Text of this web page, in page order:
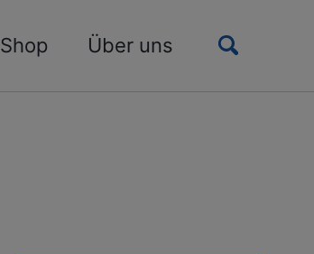
Shop Über uns
Toggle